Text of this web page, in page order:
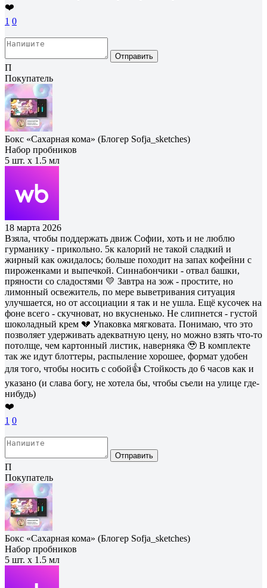
❤️
1 0
Отправить
П
Покупатель
Бокс «Сахарная кома» (Блогер Sofja_sketches)
Набор пробников
5 шт. х 1.5 мл
18 марта 2026
Взяла, чтобы поддержать движ Софии, хоть и не люблю
гурманику - прикольно. 5к калорий не такой сладкий и
жирный как ожидалось; больше походит на запах кофейни с
пироженками и выпечкой. Синнабончики - отвал башки,
пряности со сладостями 💛 Завтра на зож - простите, но
лимонный освежитель, по мере выветривания ситуация
улучшается, но от ассоциации я так и не ушла. Ещё кусочек на
фоне всего - скучноват, но вкусненько. Не слипнется - густой
шоколадный крем 💔 Упаковка мягковата. Понимаю, что это
позволяет удерживать адекватную цену, но можно взять что-то
потолще, чем картонный листик, наверняка 🥹 В комплекте
так же идут блоттеры, распыление хорошее, формат удобен
для того, чтобы носить с собой👍 Стойкость до 6 часов как и
указано (и слава богу, не хотела бы, чтобы съели на улице где-
нибудь)
❤️
1 0
Отправить
П
Покупатель
Бокс «Сахарная кома» (Блогер Sofja_sketches)
Набор пробников
5 шт. х 1.5 мл